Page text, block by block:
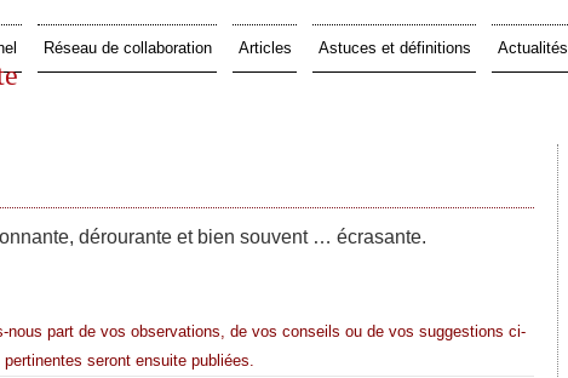
Réseau de collaboration Articles Astuces et définitions Actualités
dérourante et bien souvent … écrasante.
nous part de vos observations, de vos conseils ou de vos suggestions ci-
seront ensuite publiées.